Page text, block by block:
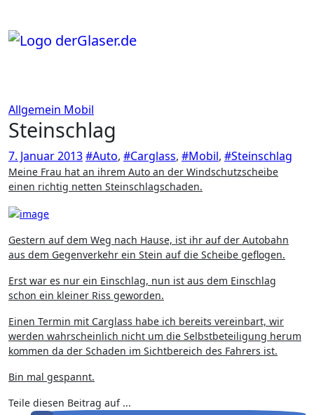
springen
Allgemein Mobil
Steinschlag
7. Januar 2013#Auto, #Carglass, #Mobil, #Steinschlag
Meine Frau hat an ihrem Auto an der Windschutzscheibe
einen richtig netten Steinschlagschaden.
Gestern auf dem Weg nach Hause, ist ihr auf der Autobahn
aus dem Gegenverkehr ein Stein auf die Scheibe geflogen.
Erst war es nur ein Einschlag, nun ist aus dem Einschlag
schon ein kleiner Riss geworden.
Einen Termin mit Carglass habe ich bereits vereinbart, wir
werden wahrscheinlich nicht um die Selbstbeteiligung herum
kommen da der Schaden im Sichtbereich des Fahrers ist.
Bin mal gespannt.
Teile diesen Beitrag auf ...